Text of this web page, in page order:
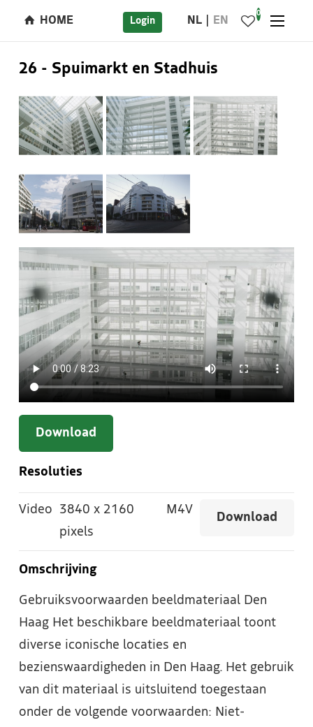
HOME Login NL EN
0
26 - Spuimarkt en Stadhuis
Download
Resoluties
Video 3840 x 2160
pixels
M4V
Download
Omschrijving
Gebruiksvoorwaarden beeldmateriaal Den
Haag Het beschikbare beeldmateriaal toont
diverse iconische locaties en
bezienswaardigheden in Den Haag. Het gebruik
van dit materiaal is uitsluitend toegestaan
onder de volgende voorwaarden: Niet-